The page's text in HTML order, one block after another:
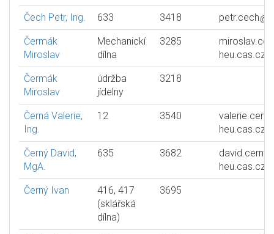
Čech Petr, Ing. 633 3418 petr.cech
Čermák
Miroslav
Mechanickí
dílna
3285
heu.cas.cz
Čermák
Miroslav
údržba
jídelny
3218
Černá Valerie,
Ing.
12 3540
valerie.cerna
heu.cas.cz
Černý David,
MgA.
635 3682
david.cerny
heu.cas.cz
Černý Ivan
416, 417
(sklářská
dílna)
3695